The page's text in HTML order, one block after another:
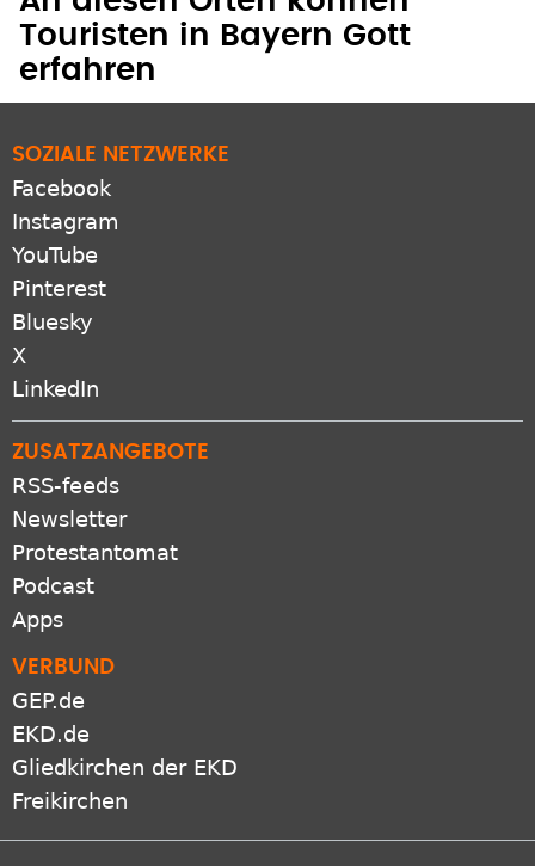
An diesen Orten können
Touristen in Bayern Gott
SOZIALE NETZWERKE
Facebook
Instagram
YouTube
Pinterest
Bluesky
X
ZUSATZANGEBOTE
RSS-feeds
Newsletter
Protestantomat
Podcast
VERBUND
GEP.de
EKD.de
Gliedkirchen der EKD